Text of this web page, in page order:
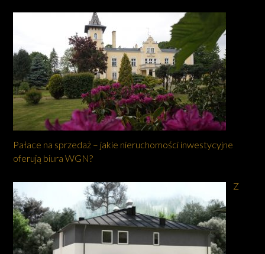
Pałace na sprzedaż – jakie nieruchomości inwestycyjne
oferują biura WGN?
Z